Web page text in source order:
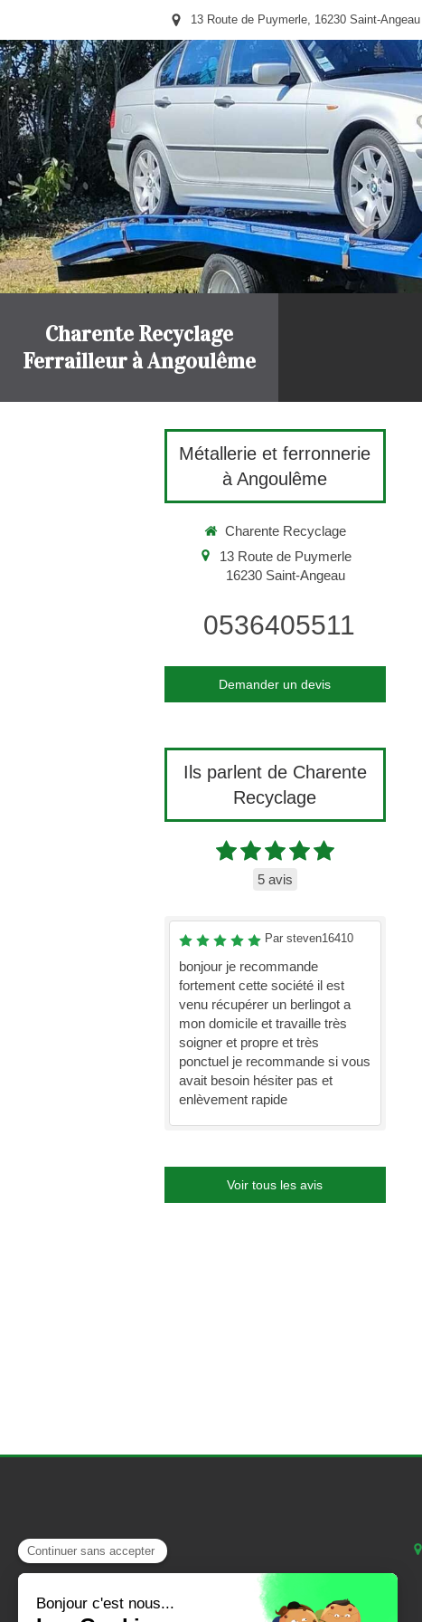
13 Route de Puymerle, 16230 Saint-Angeau
Charente Recyclage
Ferrailleur à Angoulême
Métallerie et ferronnerie
à Angoulême
Charente Recyclage
13 Route de Puymerle
16230 Saint-Angeau
0536405511
Demander un devis
Ils parlent de Charente
Recyclage
5 avis
Par steven16410
bonjour je recommande
fortement cette société il est
venu récupérer un berlingot a
mon domicile et travaille très
soigner et propre et très
ponctuel je recommande si vous
avait besoin hésiter pas et
enlèvement rapide
Voir tous les avis